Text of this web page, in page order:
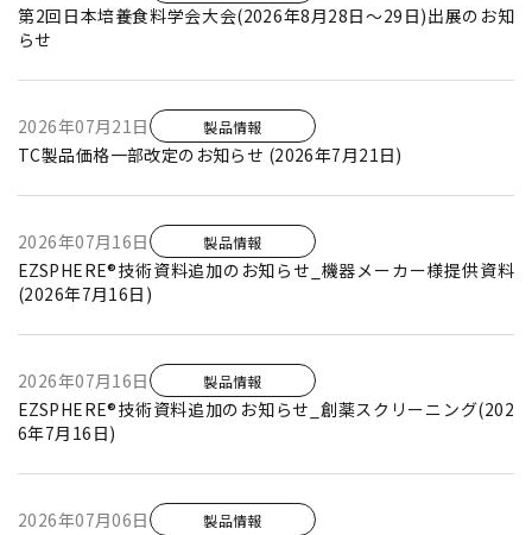
第2回日本培養食料学会大会(2026年8月28日～29日)出展のお知
らせ
2026年07月21日 製品情報
TC製品価格一部改定のお知らせ (2026年7月21日)
2026年07月16日 製品情報
EZSPHERE®技術資料追加のお知らせ_機器メーカー様提供資料
(2026年7月16日)
2026年07月16日 製品情報
EZSPHERE®技術資料追加のお知らせ_創薬スクリーニング(202
6年7月16日)
2026年07月06日 製品情報